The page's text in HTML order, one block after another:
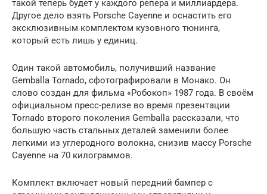
такой теперь будет у каждого репера и миллиардера.
Другое дело взять Porsche Cayenne и оснастить его
эксклюзивным комплектом кузовного тюнинга,
который есть лишь у единиц.
Один такой автомобиль, получивший название
Gemballa Tornado, сфотографировали в Монако. Он
слово создан для фильма «Робокоп» 1987 года. В своём
официальном пресс-релизе во время презентации
Tornado второго поколения Gemballa рассказали, что
большую часть стальных деталей заменили более
легкими из углеродного волокна, снизив массу Porsche
Cayenne на 70 килограммов.
Комплект включает новый передний бампер с